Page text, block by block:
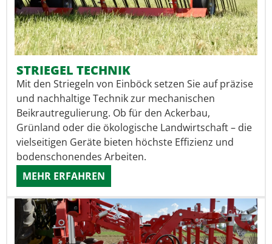
STRIEGEL TECHNIK
Mit den Striegeln von Einböck setzen Sie auf präzise
und nachhaltige Technik zur mechanischen
Beikrautregulierung. Ob für den Ackerbau,
Grünland oder die ökologische Landwirtschaft – die
vielseitigen Geräte bieten höchste Effizienz und
bodenschonendes Arbeiten.
MEHR ERFAHREN